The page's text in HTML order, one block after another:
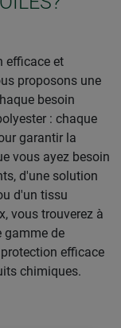
efficace et
proposons une
besoin
: chaque
garantir la
vous ayez besoin
d'une solution
d'un tissu
vous trouverez à
gamme de
efficace
chimiques.